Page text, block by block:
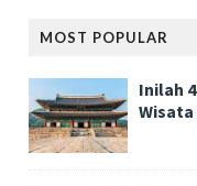
MOST POPULAR
Inilah